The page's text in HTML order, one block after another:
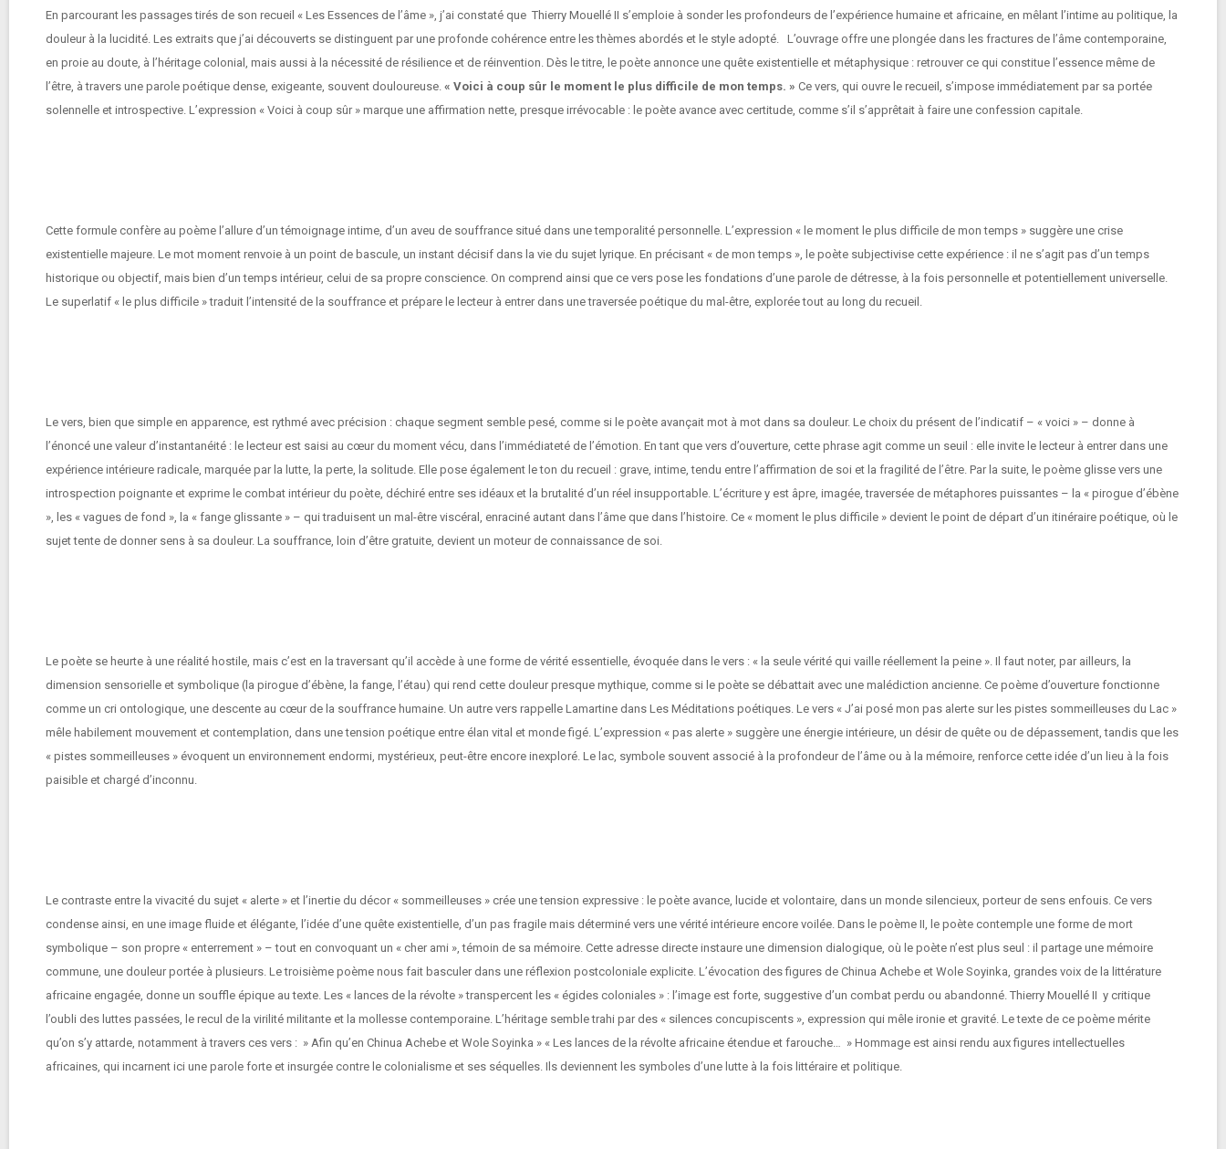
En parcourant les passages tirés de son recueil « Les Essences de l’âme », j’ai constaté que Thierry Mouellé II s’emploie à sonder les profondeurs de l’expérience humaine et africaine, en mêlant l’intime au politique, la
douleur à la lucidité. Les extraits que j’ai découverts se distinguent par une profonde cohérence entre les thèmes abordés et le style adopté. L’ouvrage offre une plongée dans les fractures de l’âme contemporaine,
en proie au doute, à l’héritage colonial, mais aussi à la nécessité de résilience et de réinvention. Dès le titre, le poète annonce une quête existentielle et métaphysique : retrouver ce qui constitue l’essence même de
l’être, à travers une parole poétique dense, exigeante, souvent douloureuse. « Voici à coup sûr le moment le plus difficile de mon temps. » Ce vers, qui ouvre le recueil, s’impose immédiatement par sa portée
solennelle et introspective. L’expression « Voici à coup sûr » marque une affirmation nette, presque irrévocable : le poète avance avec certitude, comme s’il s’apprêtait à faire une confession capitale.
Cette formule confère au poème l’allure d’un témoignage intime, d’un aveu de souffrance situé dans une temporalité personnelle. L’expression « le moment le plus difficile de mon temps » suggère une crise
existentielle majeure. Le mot moment renvoie à un point de bascule, un instant décisif dans la vie du sujet lyrique. En précisant « de mon temps », le poète subjectivise cette expérience : il ne s’agit pas d’un temps
historique ou objectif, mais bien d’un temps intérieur, celui de sa propre conscience. On comprend ainsi que ce vers pose les fondations d’une parole de détresse, à la fois personnelle et potentiellement universelle.
Le superlatif « le plus difficile » traduit l’intensité de la souffrance et prépare le lecteur à entrer dans une traversée poétique du mal-être, explorée tout au long du recueil.
Le vers, bien que simple en apparence, est rythmé avec précision : chaque segment semble pesé, comme si le poète avançait mot à mot dans sa douleur. Le choix du présent de l’indicatif – « voici » – donne à
l’énoncé une valeur d’instantanéité : le lecteur est saisi au cœur du moment vécu, dans l’immédiateté de l’émotion. En tant que vers d’ouverture, cette phrase agit comme un seuil : elle invite le lecteur à entrer dans une
expérience intérieure radicale, marquée par la lutte, la perte, la solitude. Elle pose également le ton du recueil : grave, intime, tendu entre l’affirmation de soi et la fragilité de l’être. Par la suite, le poème glisse vers une
introspection poignante et exprime le combat intérieur du poète, déchiré entre ses idéaux et la brutalité d’un réel insupportable. L’écriture y est âpre, imagée, traversée de métaphores puissantes – la « pirogue d’ébène
», les « vagues de fond », la « fange glissante » – qui traduisent un mal-être viscéral, enraciné autant dans l’âme que dans l’histoire. Ce « moment le plus difficile » devient le point de départ d’un itinéraire poétique, où le
sujet tente de donner sens à sa douleur. La souffrance, loin d’être gratuite, devient un moteur de connaissance de soi.
Le poète se heurte à une réalité hostile, mais c’est en la traversant qu’il accède à une forme de vérité essentielle, évoquée dans le vers : « la seule vérité qui vaille réellement la peine ». Il faut noter, par ailleurs, la
dimension sensorielle et symbolique (la pirogue d’ébène, la fange, l’étau) qui rend cette douleur presque mythique, comme si le poète se débattait avec une malédiction ancienne. Ce poème d’ouverture fonctionne
comme un cri ontologique, une descente au cœur de la souffrance humaine. Un autre vers rappelle Lamartine dans Les Méditations poétiques. Le vers « J’ai posé mon pas alerte sur les pistes sommeilleuses du Lac »
mêle habilement mouvement et contemplation, dans une tension poétique entre élan vital et monde figé. L’expression « pas alerte » suggère une énergie intérieure, un désir de quête ou de dépassement, tandis que les
« pistes sommeilleuses » évoquent un environnement endormi, mystérieux, peut-être encore inexploré. Le lac, symbole souvent associé à la profondeur de l’âme ou à la mémoire, renforce cette idée d’un lieu à la fois
paisible et chargé d’inconnu.
Le contraste entre la vivacité du sujet « alerte » et l’inertie du décor « sommeilleuses » crée une tension expressive : le poète avance, lucide et volontaire, dans un monde silencieux, porteur de sens enfouis. Ce vers
condense ainsi, en une image fluide et élégante, l’idée d’une quête existentielle, d’un pas fragile mais déterminé vers une vérité intérieure encore voilée. Dans le poème II, le poète contemple une forme de mort
symbolique – son propre « enterrement » – tout en convoquant un « cher ami », témoin de sa mémoire. Cette adresse directe instaure une dimension dialogique, où le poète n’est plus seul : il partage une mémoire
commune, une douleur portée à plusieurs. Le troisième poème nous fait basculer dans une réflexion postcoloniale explicite. L’évocation des figures de Chinua Achebe et Wole Soyinka, grandes voix de la littérature
africaine engagée, donne un souffle épique au texte. Les « lances de la révolte » transpercent les « égides coloniales » : l’image est forte, suggestive d’un combat perdu ou abandonné. Thierry Mouellé II y critique
l’oubli des luttes passées, le recul de la virilité militante et la mollesse contemporaine. L’héritage semble trahi par des « silences concupiscents », expression qui mêle ironie et gravité. Le texte de ce poème mérite
qu’on s’y attarde, notamment à travers ces vers : » Afin qu’en Chinua Achebe et Wole Soyinka » « Les lances de la révolte africaine étendue et farouche… » Hommage est ainsi rendu aux figures intellectuelles
africaines, qui incarnent ici une parole forte et insurgée contre le colonialisme et ses séquelles. Ils deviennent les symboles d’une lutte à la fois littéraire et politique.